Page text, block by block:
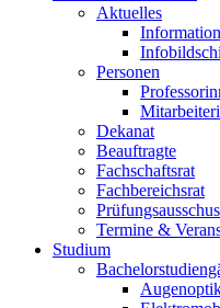
Aktuelles
Personen
Dekanat
Beauftragte
Fachschaftsrat
Fachbereichsrat
Termine &
Studium